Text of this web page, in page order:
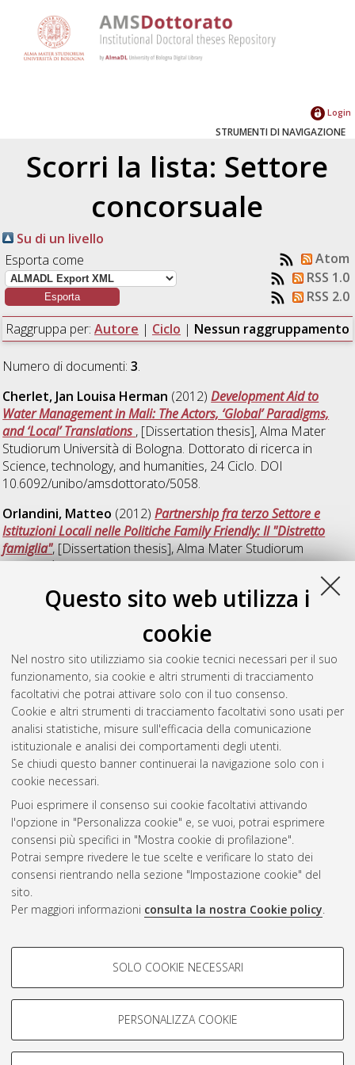
Questo sito web utilizza i
cookie
Nel nostro sito utilizziamo sia cookie tecnici necessari per il suo
funzionamento, sia cookie e altri strumenti di tracciamento
facoltativi che potrai attivare solo con il tuo consenso.
Cookie e altri strumenti di tracciamento facoltativi sono usati per
analisi statistiche, misure sull'efficacia della comunicazione
istituzionale e analisi dei comportamenti degli utenti.
Se chiudi questo banner continuerai la navigazione solo con i
cookie necessari.
Puoi esprimere il consenso sui cookie facoltativi attivando
l'opzione in "Personalizza cookie" e, se vuoi, potrai esprimere
consensi più specifici in "Mostra cookie di profilazione".
Potrai sempre rivedere le tue scelte e verificare lo stato dei
consensi rientrando nella sezione "Impostazione cookie" del
sito.
Per maggiori informazioni consulta la nostra Cookie policy.
COOKIE DI PROFILAZIONE -
Si tratta di cookie utilizzati per analizzare le caratteristiche della
navigazione degli utenti, creare profili in base al loro comportamento
Mostra cookie di profilazione
SOLO COOKIE NECESSARI
PERSONALIZZA COOKIE
Login
STRUMENTI DI NAVIGAZIONE
Scorri la lista: Settore
concorsuale
Su di un livello
Esporta come
Atom
RSS 1.0
RSS 2.0
Raggruppa per: Autore | Ciclo | Nessun raggruppamento
Numero di documenti:3.
Cherlet, Jan Louisa Herman (2012)Development Aid to
Water Management in Mali: The Actors, ‘Global’ Paradigms,
and ‘Local’ Translations , [Dissertation thesis], Alma Mater
Studiorum Università di Bologna. Dottorato di ricerca in
Science, technology, and humanities, 24 Ciclo. DOI
10.6092/unibo/amsdottorato/5058.
Orlandini, Matteo (2012)Partnership fra terzo Settore e
Istituzioni Locali nelle Politiche Family Friendly: Il "Distretto
famiglia", [Dissertation thesis], Alma Mater Studiorum
Università di Bologna. Dottorato di ricerca inSociologia, 24
di Capua, Danilo (2012)Tra società informazionale e
prosumerismo: il citizen journalism e la partecipazione on line
[Dissertation thesis], Alma Mater Studiorum Università di
Bologna. Dottorato di ricerca inSociologia, 24 Ciclo. DOI
10.6092/unibo/amsdottorato/4630.
Questa lista e' stata generata il Wed Aug 5 20:36:35 2026
Atom
Rss 1.0
Rss 2.0
ISSN: 2038-7946
Impostazioni Cookie
Informativa sulla privacy
Condizioni d’uso del sito